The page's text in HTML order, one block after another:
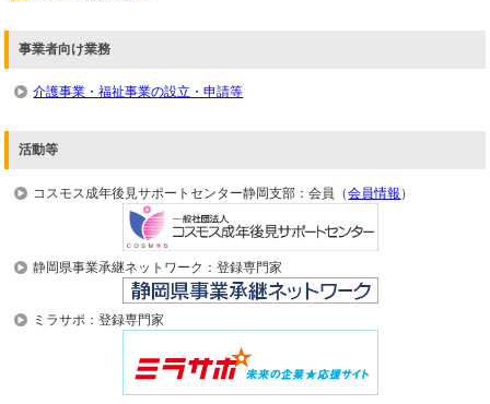
事業者向け業務
介護事業・福祉事業の設立・申請等
活動等
コスモス成年後見サポートセンター静岡支部：会員（会員情報 ）
静岡県事業承継ネットワーク：登録専門家
ミラサポ：登録専門家